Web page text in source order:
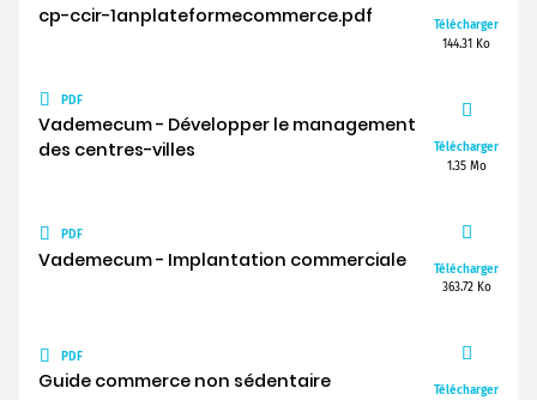
cp-ccir-1anplateformecommerce.pdf
Télécharger
144.31 Ko
PDF
Vademecum - Développer le management
des centres-villes
Télécharger
1.35 Mo
PDF
Vademecum - Implantation commerciale
Télécharger
363.72 Ko
PDF
Guide commerce non sédentaire
Télécharger